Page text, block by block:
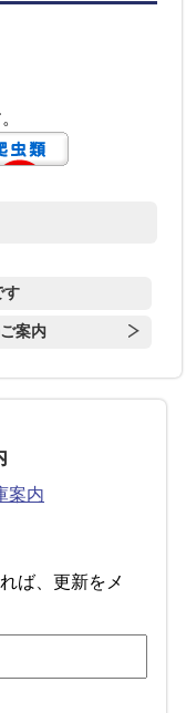
す
案内
案内
ば、更新をメ